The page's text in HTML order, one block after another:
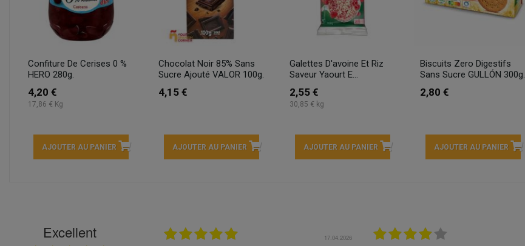
Confiture De Cerises 0 %
HERO 280g.
4,20 €
17,86 € Kg
AJOUTER AU PANIER
Chocolat Noir 85% Sans
Sucre Ajouté VALOR 100g.
4,15 €
AJOUTER AU PANIER
Galettes D'avoine Et Riz
Saveur Yaourt E...
2,55 €
30,85 € kg
AJOUTER AU PANIER
Biscuits Zero Digestifs
Sans Sucre GULLÓN 300g.
2,80 €
AJOUTER AU PANIER
Excellent 17.04.2026